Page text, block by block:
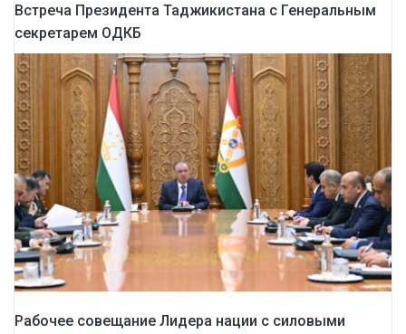
Встреча Президента Таджикистана с Генеральным
секретарем ОДКБ
Рабочее совещание Лидера нации с силовыми